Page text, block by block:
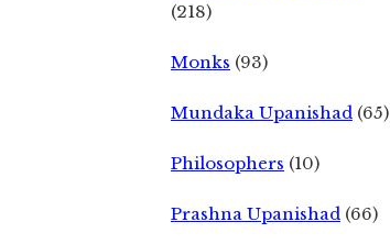
(218)
Monks (93)
Mundaka Upanishad (65)
Philosophers (10)
Prashna Upanishad (66)